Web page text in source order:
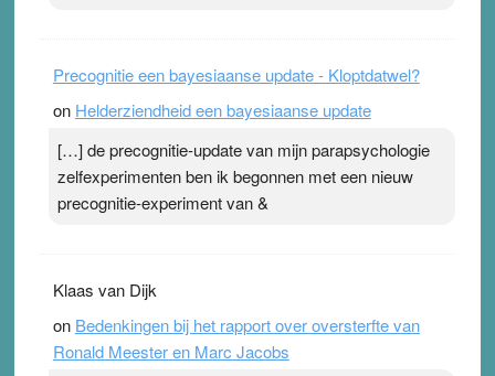
Precognitie een bayesiaanse update - Kloptdatwel?
on Helderziendheid een bayesiaanse update
[…] de precognitie-update van mijn parapsychologie
zelfexperimenten ben ik begonnen met een nieuw
precognitie-experiment van &
Klaas van Dijk
on Bedenkingen bij het rapport over oversterfte van
Ronald Meester en Marc Jacobs